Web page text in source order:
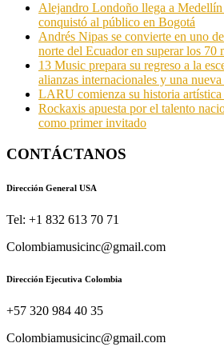
Alejandro Londoño llega a
conquistó al público en Bogotá
Andrés Nipas se convierte en uno
norte del Ecuador en superar los 70
13 Music prepara su regreso a la
alianzas internacionales y una
LARU comienza su historia
Rockaxis apuesta por el talento
como primer invitado
CONTÁCTANOS
Dirección General USA
Tel: +1 832 613 70 71
Colombiamusicinc@gmail.com
Dirección Ejecutiva Colombia
+57 320 984 40 35
Colombiamusicinc@gmail.com